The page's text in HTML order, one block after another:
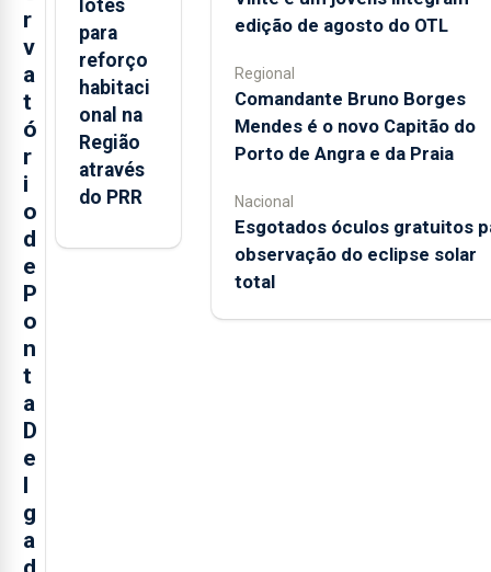
r
v
a
t
ó
r
i
o
d
e
P
o
n
t
a
D
e
l
g
a
lotes
para
reforço
habitaci
onal na
Região
através
do PRR
edição de agosto do OTL
Regional
Comandante Bruno Borges
Mendes é o novo Capitão do
Porto de Angra e da Praia
Nacional
Esgotados óculos gratuitos
observação do eclipse solar
total